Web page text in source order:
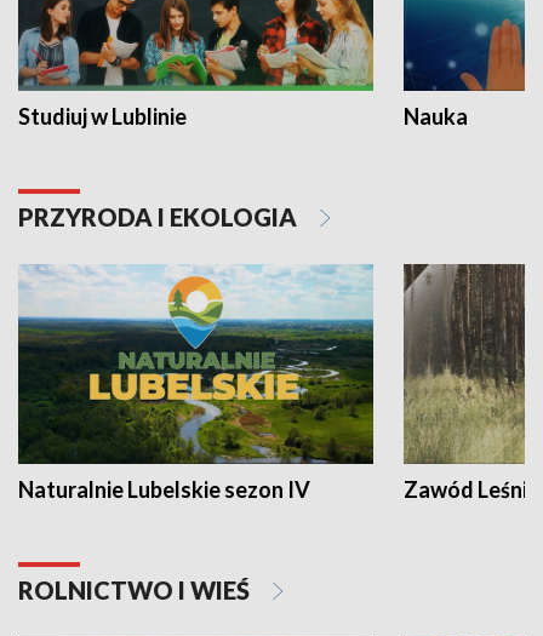
Studiuj w Lublinie Nauka
PRZYRODA I EKOLOGIA
Naturalnie Lubelskie sezon IV Zawód Leśnik
ROLNICTWO I WIEŚ